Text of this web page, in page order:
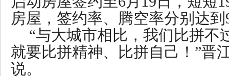
房屋，签约率、腾空率分别达到
“与大城市相比，我们比拼不
就要比拼精神、比拼自己！”晋
说。